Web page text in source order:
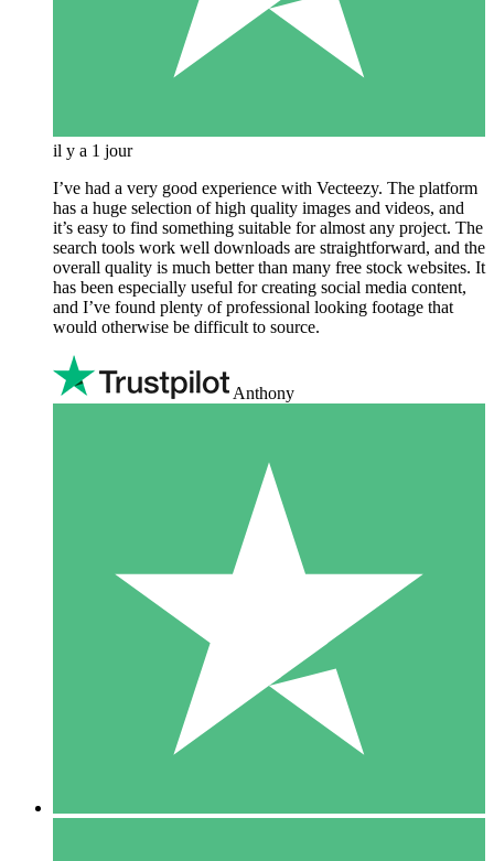
il y a 1 jour
I’ve had a very good experience with Vecteezy. The platform
has a huge selection of high quality images and videos, and
it’s easy to find something suitable for almost any project. The
search tools work well downloads are straightforward, and the
overall quality is much better than many free stock websites. It
has been especially useful for creating social media content,
and I’ve found plenty of professional looking footage that
would otherwise be difficult to source.
Anthony